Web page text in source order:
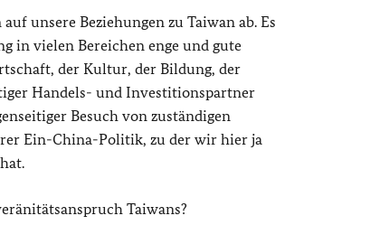
unsere Beziehungen zu Taiwan ab. Es
in vielen Bereichen enge und gute
der Kultur, der Bildung, der
Handels- und Investitionspartner
Besuch von zuständigen
Ein-China-Politik, zu der wir hier ja
Taiwans?